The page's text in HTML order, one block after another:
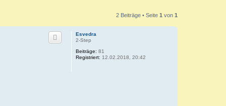
2 Beiträge • Seite 1 von 1
Esvedra
2-Step
Beiträge: 81
Registriert: 12.02.2018, 20:42